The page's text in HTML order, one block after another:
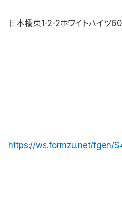
日本橋東1-2-2ホワイトハイツ
https://ws.formzu.net/fgen/